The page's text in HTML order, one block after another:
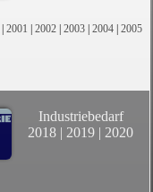
| 2001 | 2002 | 2003 | 2004 | 2005
Industriebedarf
2018 | 2019 | 2020